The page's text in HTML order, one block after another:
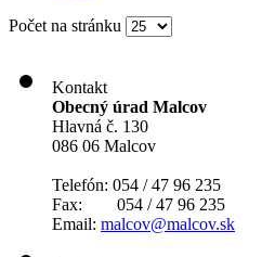
Počet na stránku
Kontakt
Obecný úrad Malcov
Hlavná č. 130
086 06 Malcov
Telefón: 054 / 47 96 235
Fax: 054 / 47 96 235
Email: malcov@malcov.sk